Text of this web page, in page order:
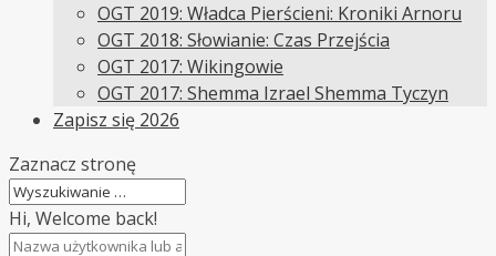
OGT 2019: Władca Pierścieni: Kroniki Arnoru
OGT 2018: Słowianie: Czas Przejścia
OGT 2017: Wikingowie
OGT 2017: Shemma Izrael Shemma Tyczyn
Zapisz się 2026
Zaznacz stronę
Hi, Welcome back!